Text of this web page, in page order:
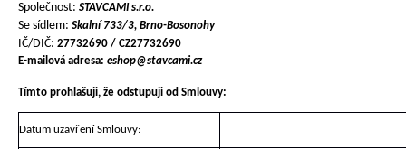
Společnost: STAVCAMI s.r.o.
Se sídlem: Skalní 733/3, Brno-Bosonohy
IČ/DIČ: 27732690 / CZ27732690
E-mailová adresa: eshop@stavcami.cz
Tímto prohlašuji, že odstupuji od Smlouvy:
Datum uzavření Smlouvy: